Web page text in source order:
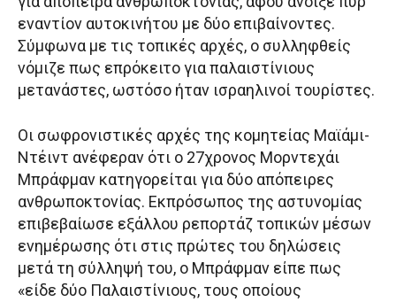
εναντίον αυτοκινήτου με δύο επιβαίνοντες.
Σύμφωνα με τις τοπικές αρχές, ο συλληφθείς
νόμιζε πως επρόκειτο για παλαιστίνιους
μετανάστες, ωστόσο ήταν ισραηλινοί τουρίστες.
Οι σωφρονιστικές αρχές της κομητείας Μαϊάμι-
Ντέιντ ανέφεραν ότι ο 27χρονος Μορντεχάι
Μπράφμαν κατηγορείται για δύο απόπειρες
ανθρωποκτονίας. Εκπρόσωπος της αστυνομίας
επιβεβαίωσε εξάλλου ρεπορτάζ τοπικών μέσων
ενημέρωσης ότι στις πρώτες του δηλώσεις
μετά τη σύλληψή του, ο Μπράφμαν είπε πως
«είδε δύο Παλαιστίνιους, τους οποίους